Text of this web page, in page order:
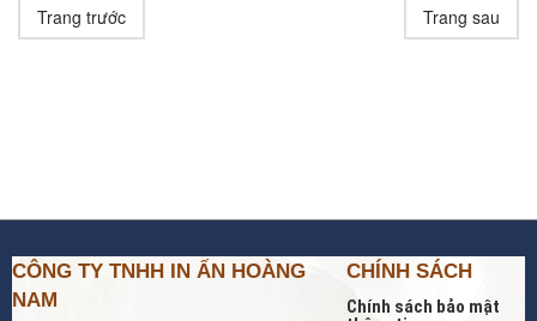
Trang trước Trang sau
CÔNG TY TNHH IN ẤN HOÀNG
NAM
CHÍNH SÁCH
Chính sách bảo mật